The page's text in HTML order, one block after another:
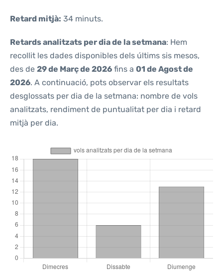
Retard mitjà: 34 minuts.
Retards analitzats per dia de la setmana: Hem
recollit les dades disponibles dels últims sis mesos,
des de 29 de Març de 2026 fins a 01 de Agost de
2026. A continuació, pots observar els resultats
desglossats per dia de la setmana: nombre de vols
analitzats, rendiment de puntualitat per dia i retard
mitjà per dia.